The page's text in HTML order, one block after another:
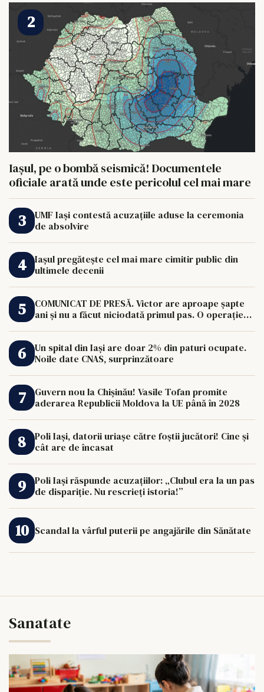
Iașul, pe o bombă seismică! Documentele
oficiale arată unde este pericolul cel mai mare
UMF Iași contestă acuzațiile aduse la ceremonia
de absolvire
Iașul pregătește cel mai mare cimitir public din
ultimele decenii
COMUNICAT DE PRESĂ. Victor are aproape șapte
ani și nu a făcut niciodată primul pas. O operație
Un spital din Iași are doar 2% din paturi ocupate.
Noile date CNAS, surprinzătoare
Guvern nou la Chișinău! Vasile Tofan promite
aderarea Republicii Moldova la UE până în 2028
Poli Iași, datorii uriașe către foștii jucători! Cine și
cât are de încasat
Poli Iași răspunde acuzațiilor: „Clubul era la un pas
de dispariție. Nu rescrieți istoria!”
Scandal la vârful puterii pe angajările din Sănătate
Sanatate